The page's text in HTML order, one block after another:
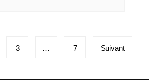
3 … 7 Suivant